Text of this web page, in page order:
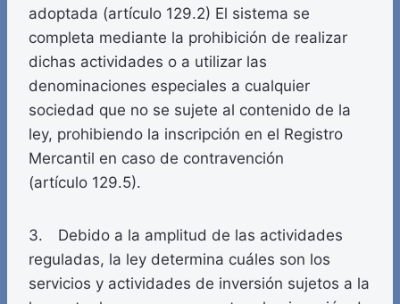
adoptada (artículo 129.2) El sistema se
completa mediante la prohibición de realizar
dichas actividades o a utilizar las
denominaciones especiales a cualquier
sociedad que no se sujete al contenido de la
ley, prohibiendo la inscripción en el Registro
Mercantil en caso de contravención
(artículo 129.5).
3. Debido a la amplitud de las actividades
reguladas, la ley determina cuáles son los
servicios y actividades de inversión sujetos a la